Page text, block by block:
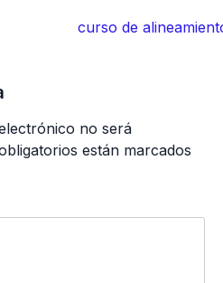
no será
están marcados